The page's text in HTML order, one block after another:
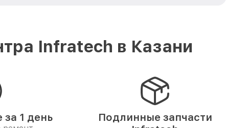
Infratech в Казани
1 день
Подлинные запчасти